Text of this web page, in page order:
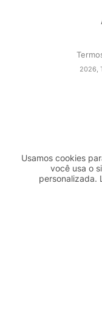
2026,
Usamos cookies
você usa o
personalizada.